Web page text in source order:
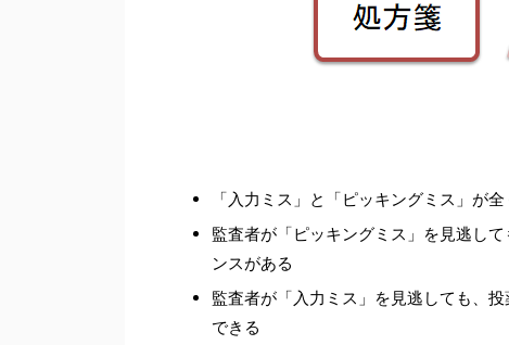
「入力ミス」と「ピッキングミス」が
監査者が「ピッキングミス」を見逃し
ンスがある
監査者が「入力ミス」を見逃しても、
できる